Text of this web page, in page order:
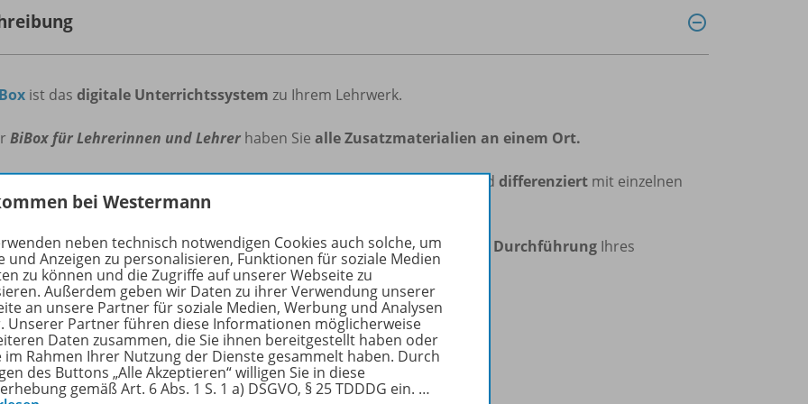
ist das digitale Unterrichtssystem zu Ihrem Lehrwerk.
BiBox für Lehrerinnen und Lehrer haben Sie alle Zusatzmaterialien an einem Ort.
SieUnterrichtsmaterialienmit der ganzen Klasse oderindividuellund differenziert mit einzelnen
und Schülern.
Sie, wieeinfachundeffizientdieVorbereitung, Organisation Durchführung Ihres
sein kann!
für Lehrerinnen und Lehrer beinhaltet:
hochaufgelöste digitale Schulbuch
für Lehrkräfte
bei Westermann
neben technisch notwendigen Cookies auch solche, um
und Anzeigen zu personalisieren, Funktionen für soziale Medien
zu können und die Zugriffe auf unserer Webseite zu
Außerdem geben wir Daten zu ihrer Verwendung unserer
an unsere Partner für soziale Medien, Werbung und Analysen
Unserer Partner führen diese Informationen möglicherweise
Daten zusammen, die Sie ihnen bereitgestellt haben oder
im Rahmen Ihrer Nutzung der Dienste gesammelt haben. Durch
des Buttons „Alle Akzeptieren“ willigen Sie in diese
gemäß Art. 6 Abs. 1 S. 1 a) DSGVO, § 25 TDDDG ein. …